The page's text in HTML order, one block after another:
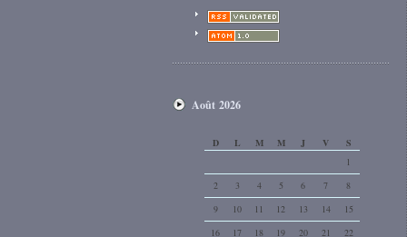
Août 2026
D L M M J V
S
1
2
3 4 5 6 7
8
9
10 11 12 13 14
15
16
17 18 19 20 21
22